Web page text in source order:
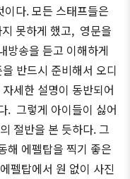
다. 모든 스태프들은
못하게 했고, 영문을
방송을 듣고 이해하게
반드시 준비해서 오디
세한 설명이 동반되어
. 그렇게 아이들이 싫어
절반을 본 듯하다. 그
해 에펠탑을 찍기 좋은
펠탑에서 원 없이 사진